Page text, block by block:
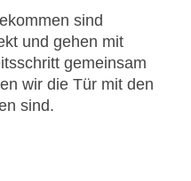
sind
und gehen mit
gemeinsam
wir die Tür mit den
sind.